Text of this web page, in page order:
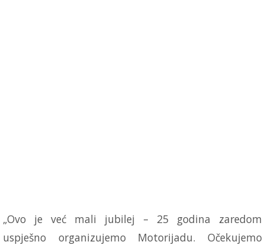
„Ovo je već mali jubilej – 25 godina zaredom
uspješno organizujemo Motorijadu. Očekujemo